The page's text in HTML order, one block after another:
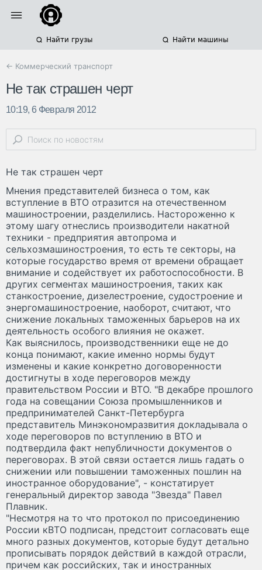
Найти грузы Найти машины
← Коммерческий транспорт
Не так страшен черт
10:19, 6 Февраля 2012
Не так страшен черт
Мнения представителей бизнеса о том, как
вступление в ВТО отразится на отечественном
машиностроении, разделились. Настороженно к
этому шагу отнеслись производители накатной
техники - предприятия автопрома и
сельхозмашиностроения, то есть те секторы, на
которые государство время от времени обращает
внимание и содействует их работоспособности. В
других сегментах машиностроения, таких как
станкостроение, дизелестроение, судостроение и
энергомашиностроение, наоборот, считают, что
снижение локальных таможенных барьеров на их
деятельность особого влияния не окажет.
Как выяснилось, производственники еще не до
конца понимают, какие именно нормы будут
изменены и какие конкретно договоренности
достигнуты в ходе переговоров между
правительством России и ВТО. "В декабре прошлого
года на совещании Союза промышленников и
предпринимателей Санкт-Петербурга
представитель Минэкономразвития докладывала о
ходе переговоров по вступлению в ВТО и
подтвердила факт непубличности документов о
переговорах. В этой связи остается лишь гадать о
снижении или повышении таможенных пошлин на
иностранное оборудование", - констатирует
генеральный директор завода "Звезда" Павел
Плавник.
"Несмотря на то что протокол по присоединению
России кВТО подписан, предстоит согласовать еще
много разных документов, которые будут детально
прописывать порядок действий в каждой отрасли,
причем как российских, так и иностранных